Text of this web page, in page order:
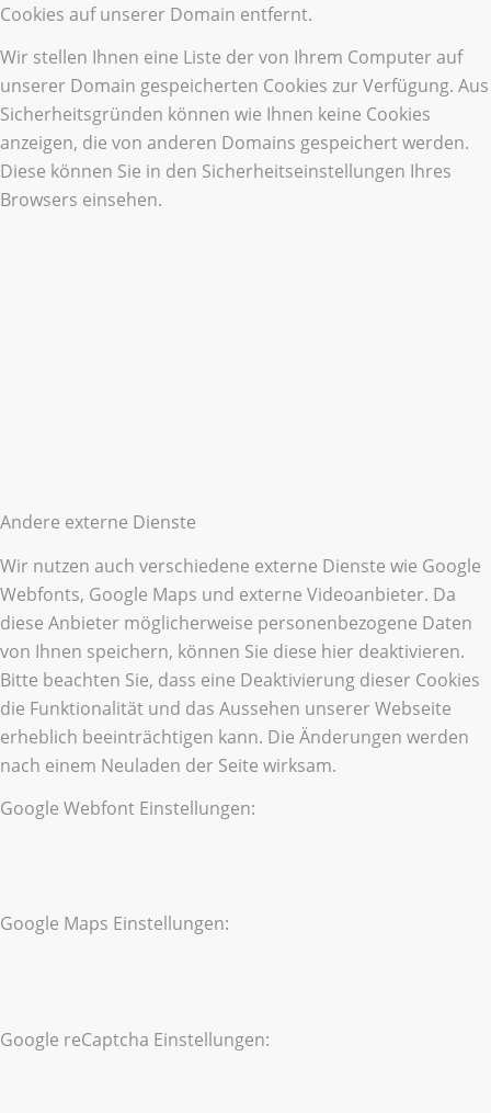
Cookies auf unserer Domain entfernt.
Wir stellen Ihnen eine Liste der von Ihrem Computer auf
unserer Domain gespeicherten Cookies zur Verfügung. Aus
Sicherheitsgründen können wie Ihnen keine Cookies
anzeigen, die von anderen Domains gespeichert werden.
Diese können Sie in den Sicherheitseinstellungen Ihres
Browsers einsehen.
Andere externe Dienste
Wir nutzen auch verschiedene externe Dienste wie Google
Webfonts, Google Maps und externe Videoanbieter. Da
diese Anbieter möglicherweise personenbezogene Daten
von Ihnen speichern, können Sie diese hier deaktivieren.
Bitte beachten Sie, dass eine Deaktivierung dieser Cookies
die Funktionalität und das Aussehen unserer Webseite
erheblich beeinträchtigen kann. Die Änderungen werden
nach einem Neuladen der Seite wirksam.
Google Webfont Einstellungen:
Google Maps Einstellungen:
Google reCaptcha Einstellungen: